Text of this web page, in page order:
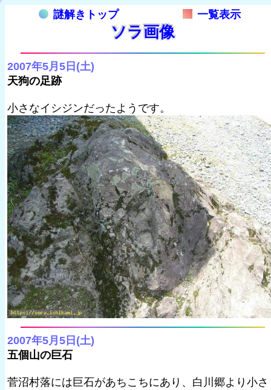
謎解きトップ 一覧表示
ソラ画像
2007年5月5日(土)
天狗の足跡
小さなイシジンだったようです。
2007年5月5日(土)
五個山の巨石
菅沼村落には巨石があちこちにあり、白川郷より小さ